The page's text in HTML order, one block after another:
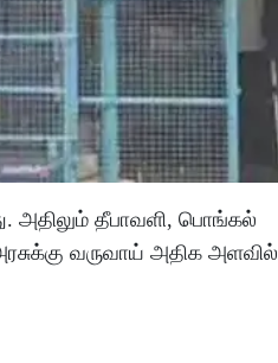
அதிலும் தீபாவளி, பொங்கல்
வருவாய் அதிக அளவில்